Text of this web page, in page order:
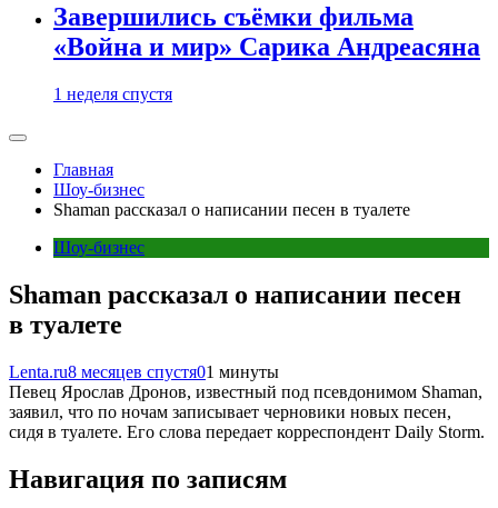
Завершились съёмки фильма
«Война и мир» Сарика Андреасяна
1 неделя спустя
Главная
Шоу-бизнес
Shaman рассказал о написании песен в туалете
Шоу-бизнес
Shaman рассказал о написании песен
в туалете
Lenta.ru8 месяцев спустя01 минуты
Певец Ярослав Дронов, известный под псевдонимом Shaman,
заявил, что по ночам записывает черновики новых песен,
сидя в туалете. Его слова передает корреспондент Daily Storm.
Навигация по записям